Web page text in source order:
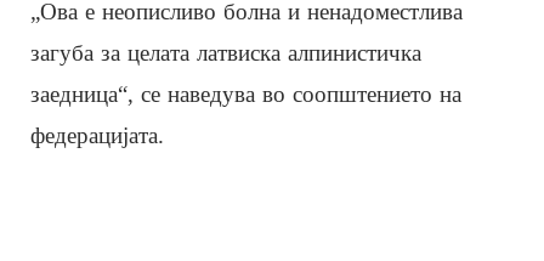
„Ова е неописливо болна и ненадоместлива
загуба за целата латвиска алпинистичка
заедница“, се наведува во соопштението на
федерацијата.